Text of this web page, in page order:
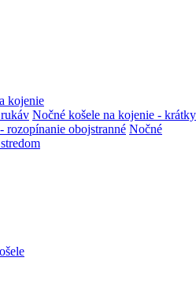
kojenie
Nočné košele na kojenie - krátky
rozopínanie obojstranné Nočné